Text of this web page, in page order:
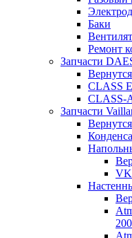
Баки
Ремонт
Запчасти
Вернутся
CLASS E
CLASS-
Запчасти
Вернутся
VK